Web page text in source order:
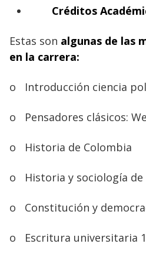
Créditos
Estas son algunas de las
en la carrera:
o Introducción ciencia
o Pensadores clásicos:
o Historia de Colombia
o Historia y sociología de
o Constitución y
o Escritura universitaria 1